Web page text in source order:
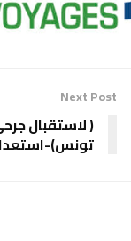
Next Post
( لاستقبال
تونس)-